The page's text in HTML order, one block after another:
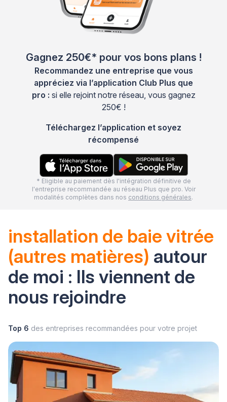
Gagnez 250€* pour vos bons plans !
Recommandez une entreprise que vous
appréciez via l’application Club Plus que
pro : si elle rejoint notre réseau, vous gagnez
250€ !
Téléchargez l’application et soyez
récompensé
* Eligible au paiement dès l'intégration définitive de
l'entreprise recommandée au réseau Plus que pro. Voir
modalités complètes dans nos conditions générales.
installation de baie vitrée
(autres matières) autour
de moi : Ils viennent de
nous rejoindre
Top 6 des entreprises recommandées pour votre projet